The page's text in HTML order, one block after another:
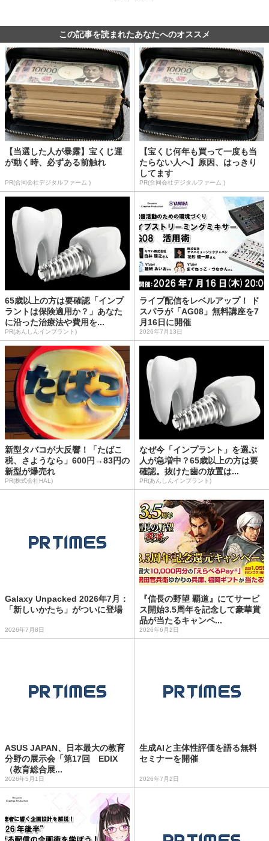
この記事を読まれたあなたへのオススメ
【当選した人が暴露】宝くじ運
が動く時、必ずある前触れ
PR(合同会社デジタルファーム )
【宝くじ何年も買って一度も当
たらない人へ】原因、はっきり
してます
PR(合同会社デジタルファーム )
65歳以上の方は要確認「インプ
ラントは保険適用か？」あなた
に沿った治療法や費用を...
PR(あんしんインプラント)
ライブ配信をレベルアップ！ ド
スパラが「AG08」無料講座を7
月16日に開催
2026年7月13日
新型タバコが大反響！「たばこ
税、さようなら」600円→83円の
新型が爆売れ
PR(株式会社HAL)
なぜ今「インプラント」を選ぶ
人が急増中？65歳以上の方は要
確認。抜けた歯の放置は...
PR(あんしんインプラント)
Galaxy Unpacked 2026年7月：
「新しいかたち」がついに登場
2026年7月8日
『信長の野望 覇道』にてサービ
ス開始3.5周年を記念して豪華賞
品が当たるキャンペ...
2026年6月2日
ASUS JAPAN、日本最大の教育
分野の展示会「第17回 EDIX
（教育総合展...
2026年5月1日
生成AIと主体性評価を語る無料
セミナーを開催
2026年7月2日